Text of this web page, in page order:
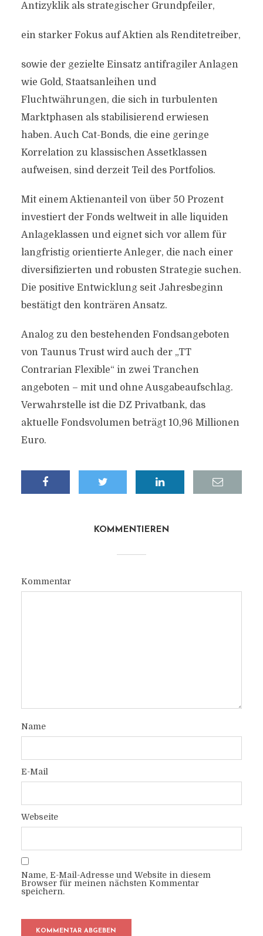
Antizyklik als strategischer Grundpfeiler,
ein starker Fokus auf Aktien als Renditetreiber,
sowie der gezielte Einsatz antifragiler Anlagen
wie Gold, Staatsanleihen und
Fluchtwährungen, die sich in turbulenten
Marktphasen als stabilisierend erwiesen
haben. Auch Cat-Bonds, die eine geringe
Korrelation zu klassischen Assetklassen
aufweisen, sind derzeit Teil des Portfolios.
Mit einem Aktienanteil von über 50 Prozent
investiert der Fonds weltweit in alle liquiden
Anlageklassen und eignet sich vor allem für
langfristig orientierte Anleger, die nach einer
diversifizierten und robusten Strategie suchen.
Die positive Entwicklung seit Jahresbeginn
bestätigt den konträren Ansatz.
Analog zu den bestehenden Fondsangeboten
von Taunus Trust wird auch der „TT
Contrarian Flexible“ in zwei Tranchen
angeboten – mit und ohne Ausgabeaufschlag.
Verwahrstelle ist die DZ Privatbank, das
aktuelle Fondsvolumen beträgt 10,96 Millionen
Euro.
KOMMENTIEREN
Kommentar
Name
E-Mail
Webseite
Name, E-Mail-Adresse und Website in diesem
Browser für meinen nächsten Kommentar
speichern.